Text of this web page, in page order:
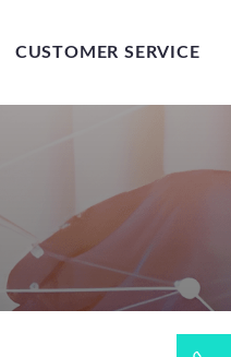
CUSTOMER SERVICE